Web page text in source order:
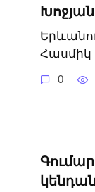
Հասմիկ
0